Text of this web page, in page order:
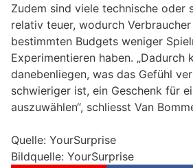
Zudem sind viele technische oder
relativ teuer, wodurch
bestimmten Budgets weniger
Experimentieren haben. „Dadurch
danebenliegen, was das Gefühl
schwieriger ist, ein Geschenk für
auszuwählen“, schliesst Van
Quelle: YourSurprise
Bildquelle: YourSurprise